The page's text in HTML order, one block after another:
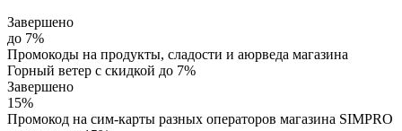
Завершено
до 7%
Промокоды на продукты, сладости и аюрведа магазина
Горный ветер с скидкой до 7%
Завершено
15%
Промокод на сим-карты разных операторов магазина SIMPRO